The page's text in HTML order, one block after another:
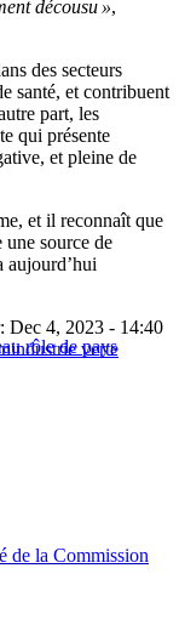
décousu »,
des secteurs
santé, et contribuent
part, les
qui présente
et pleine de
et il reconnaît que
source de
aujourd’hui
rôle de pays
Dec 4, 2023 - 14:40
industrie verte
de la Commission